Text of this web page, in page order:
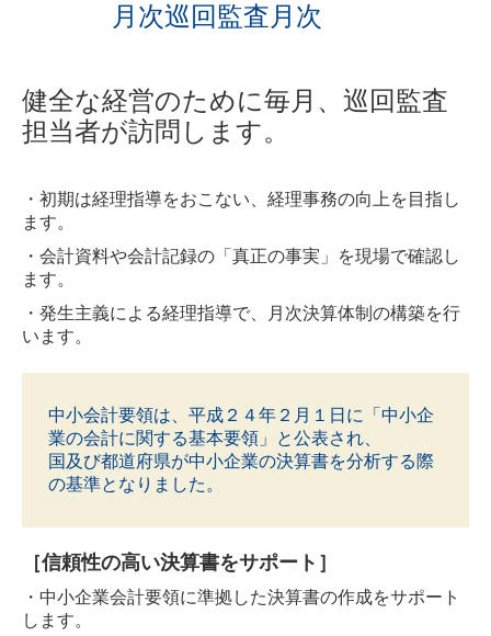
月次巡回監査月次
健全な経営のために毎月、巡回監査
担当者が訪問します。
・初期は経理指導をおこない、経理事務の向上を目指し
ます。
・会計資料や会計記録の「真正の事実」を現場で確認し
ます。
・発生主義による経理指導で、月次決算体制の構築を行
います。
中小会計要領は、平成２４年２月１日に「中小企
業の会計に関する基本要領」と公表され、
国及び都道府県が中小企業の決算書を分析する際
の基準となりました。
［信頼性の高い決算書をサポート］
・中小企業会計要領に準拠した決算書の作成をサポート
します。